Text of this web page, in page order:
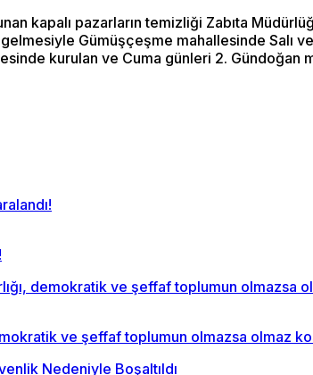
kapalı pazarların temizliği Zabıta
Gümüşçeşme mahallesinde Salı
kurulan ve Cuma günleri 2. Gündoğan
ve şeffaf toplumun olmazsa olmaz